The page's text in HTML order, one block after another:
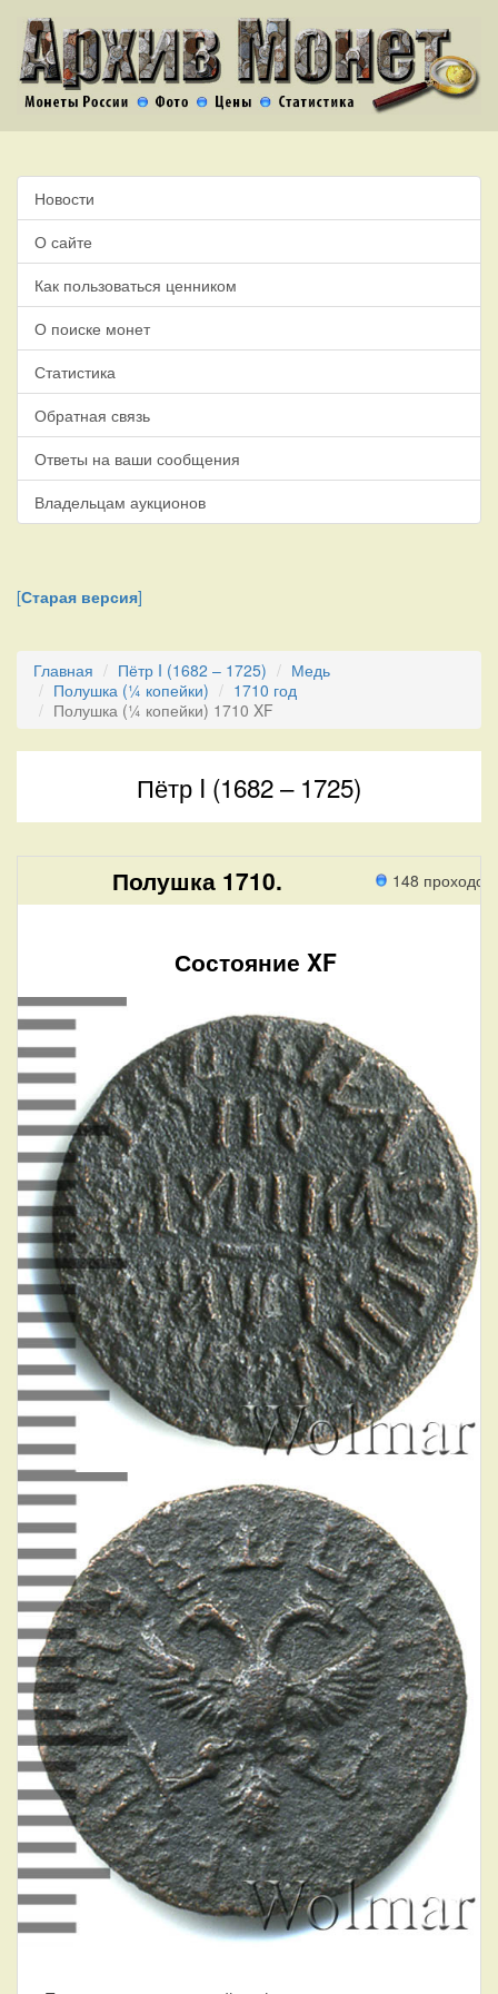
Новости
О сайте
Как пользоваться ценником
О поиске монет
Статистика
Обратная связь
Ответы на ваши сообщения
Владельцам аукционов
[Старая версия]
Главная Пётр I (1682 – 1725)
Медь
Полушка (¼ копейки)
1710 год
Полушка (¼ копейки) 1710 XF
Пётр I (1682 – 1725)
148 проходов
Полушка 1710.
Состояние XF